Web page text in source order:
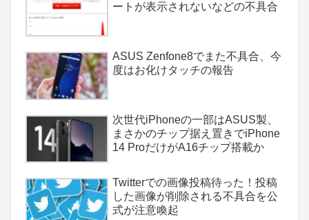
ートが表示されないなどの不具合
ASUS Zenfone8でまた不具合、今
度はお化けタッチの報告
次世代iPhoneの一部はASUS製、
まさかのチップ据え置きでiPhone
14 ProだけがA16チップ搭載か
Twitterでの画像投稿待った！投稿
した画像が削除される不具合を公
式が注意喚起